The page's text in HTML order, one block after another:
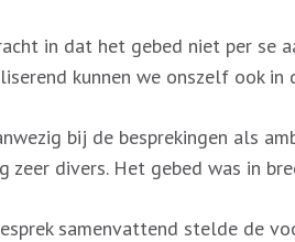
in dat het gebed niet per
kunnen we onszelf ook in
bij de besprekingen als
zeer divers. Het gebed was in
samenvattend stelde de